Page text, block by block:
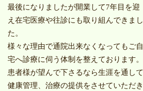
最後になりましたが開業して7年目を迎
え在宅医療や往診にも取り組んできまし
た。
様々な理由で通院出来なくなってもご自
宅へ診療に伺う体制を整えております。
患者様が望んで下さるなら生涯を通して
健康管理、治療の提供をさせていただき